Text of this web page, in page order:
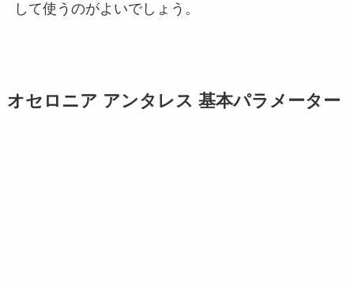
して使うのがよいでしょう。
オセロニア アンタレス 基本パラメーター